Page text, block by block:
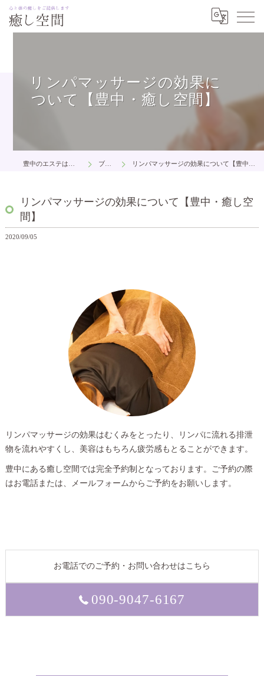
リンパマッサージの効果に
ついて【豊中・癒し空間】
ブログ リンパマッサージの効果について【豊中・癒し空間】
リンパマッサージの効果について【豊中・癒し空
間】
2020/09/05
リンパマッサージの効果はむくみをとったり、リンパに流れる排泄
物を流れやすくし、美容はもちろん疲労感もとることができます。
豊中にある癒し空間では完全予約制となっております。ご予約の際
はお電話または、メールフォームからご予約をお願いします。
お電話でのご予約・お問い合わせはこちら
090-9047-6167